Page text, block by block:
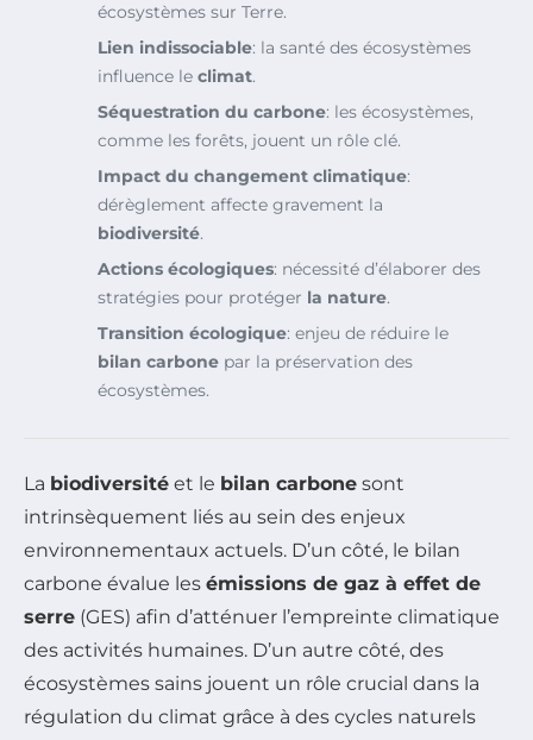
écosystèmes sur Terre.
Lien indissociable: la santé des écosystèmes
influence le climat.
Séquestration du carbone: les écosystèmes,
comme les forêts, jouent un rôle clé.
Impact du changement climatique:
dérèglement affecte gravement la
biodiversité.
Actions écologiques: nécessité d’élaborer des
stratégies pour protéger la nature.
Transition écologique: enjeu de réduire le
bilan carbone par la préservation des
écosystèmes.
La biodiversité et le bilan carbone sont
intrinsèquement liés au sein des enjeux
environnementaux actuels. D’un côté, le bilan
carbone évalue les émissions de gaz à effet de
serre (GES) afin d’atténuer l’empreinte climatique
des activités humaines. D’un autre côté, des
écosystèmes sains jouent un rôle crucial dans la
régulation du climat grâce à des cycles naturels